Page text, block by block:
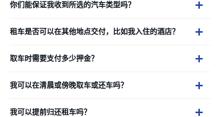
你们能保证我收到所选的汽车类型吗？
租车是否可以在其他地点交付，比如我入住的酒店？
取车时需要支付多少押金？
我可以在清晨或傍晚取车或还车吗？
我可以提前归还租车吗？